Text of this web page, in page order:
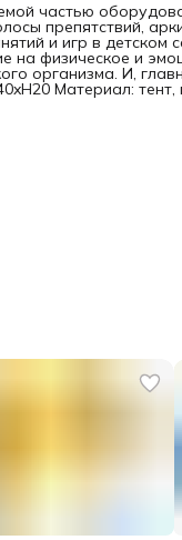
частью
препятствий,
и игр в детском
на физическое и
организма. И,
Материал: